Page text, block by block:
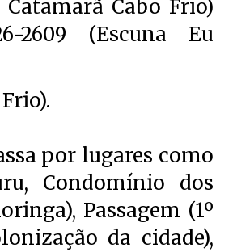
Cabo Frio)
2609 (Escuna Eu
por lugares como
Condomínio dos
Passagem (1º
da cidade),